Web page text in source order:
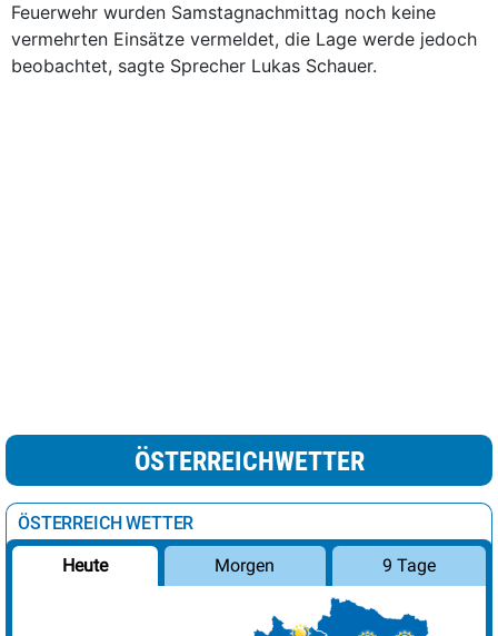
Feuerwehr wurden Samstagnachmittag noch keine
vermehrten Einsätze vermeldet, die Lage werde jedoch
beobachtet, sagte Sprecher Lukas Schauer.
ÖSTERREICHWETTER
ÖSTERREICH WETTER
Heute Morgen 9 Tage